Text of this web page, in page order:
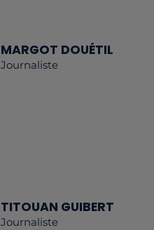
MARGOT DOUÉTIL
Journaliste
TITOUAN GUIBERT
Journaliste